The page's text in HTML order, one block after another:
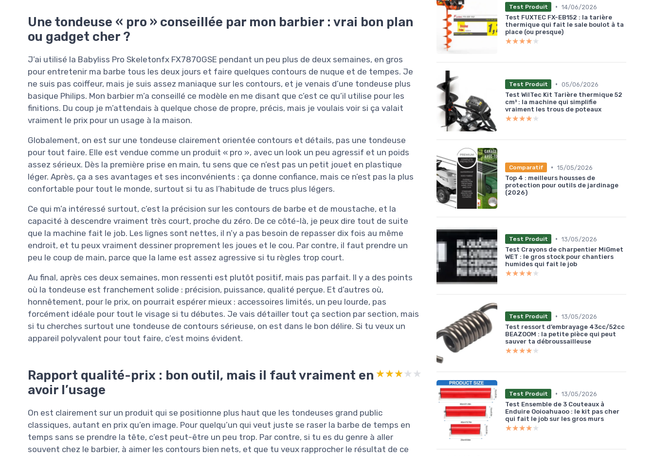
Une tondeuse « pro » conseillée par mon barbier : vrai bon plan
ou gadget cher ?
J’ai utilisé la Babyliss Pro Skeletonfx FX7870GSE pendant un peu plus de deux semaines, en gros
pour entretenir ma barbe tous les deux jours et faire quelques contours de nuque et de tempes. Je
ne suis pas coiffeur, mais je suis assez maniaque sur les contours, et je venais d’une tondeuse plus
basique Philips. Mon barbier m’a conseillé ce modèle en me disant que c’est ce qu’il utilise pour les
finitions. Du coup je m’attendais à quelque chose de propre, précis, mais je voulais voir si ça valait
vraiment le prix pour un usage à la maison.
Globalement, on est sur une tondeuse clairement orientée contours et détails, pas une tondeuse
pour tout faire. Elle est vendue comme un produit « pro », avec un look un peu agressif et un poids
assez sérieux. Dès la première prise en main, tu sens que ce n’est pas un petit jouet en plastique
léger. Après, ça a ses avantages et ses inconvénients : ça donne confiance, mais ce n’est pas la plus
confortable pour tout le monde, surtout si tu as l’habitude de trucs plus légers.
Ce qui m’a intéressé surtout, c’est la précision sur les contours de barbe et de moustache, et la
capacité à descendre vraiment très court, proche du zéro. De ce côté-là, je peux dire tout de suite
que la machine fait le job. Les lignes sont nettes, il n’y a pas besoin de repasser dix fois au même
endroit, et tu peux vraiment dessiner proprement les joues et le cou. Par contre, il faut prendre un
peu le coup de main, parce que la lame est assez agressive si tu règles trop court.
Au final, après ces deux semaines, mon ressenti est plutôt positif, mais pas parfait. Il y a des points
où la tondeuse est franchement solide : précision, puissance, qualité perçue. Et d’autres où,
honnêtement, pour le prix, on pourrait espérer mieux : accessoires limités, un peu lourde, pas
forcément idéale pour tout le visage si tu débutes. Je vais détailler tout ça section par section, mais
si tu cherches surtout une tondeuse de contours sérieuse, on est dans le bon délire. Si tu veux un
appareil polyvalent pour tout faire, c’est moins évident.
Rapport qualité-prix : bon outil, mais il faut vraiment en
avoir l’usage
★★★★★
★★★★★
On est clairement sur un produit qui se positionne plus haut que les tondeuses grand public
classiques, autant en prix qu’en image. Pour quelqu’un qui veut juste se raser la barbe de temps en
temps sans se prendre la tête, c’est peut-être un peu trop. Par contre, si tu es du genre à aller
souvent chez le barbier, à aimer les contours bien nets, et que tu veux rapprocher le résultat de ce
Test Produit • 14/06/2026
Test FUXTEC FX-EB152 : la tarière
thermique qui fait le sale boulot à ta
place (ou presque)
★★★★★
★★★★★
Test Produit • 05/06/2026
Test WilTec Kit Tarière thermique 52
cm³ : la machine qui simplifie
vraiment les trous de poteaux
★★★★★
★★★★★
Comparatif • 15/05/2026
Top 4 : meilleurs housses de
protection pour outils de jardinage
(2026)
Test Produit • 13/05/2026
Test Crayons de charpentier MiGmet
WET : le gros stock pour chantiers
humides qui fait le job
★★★★★
★★★★★
Test Produit • 13/05/2026
Test ressort d’embrayage 43cc/52cc
BEAZOOM : la petite pièce qui peut
sauver ta débroussailleuse
★★★★★
★★★★★
Test Produit • 13/05/2026
Test Ensemble de 3 Couteaux à
Enduire Ooioahuaoo : le kit pas cher
qui fait le job sur les gros murs
★★★★★
★★★★★